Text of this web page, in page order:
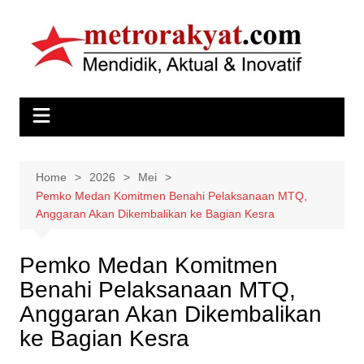
content
Home 2026
Mei
Pemko Medan Komitmen Benahi Pelaksanaan MTQ,
Anggaran Akan Dikembalikan ke Bagian Kesra
Pemko Medan Komitmen
Benahi Pelaksanaan MTQ,
Anggaran Akan Dikembalikan
ke Bagian Kesra